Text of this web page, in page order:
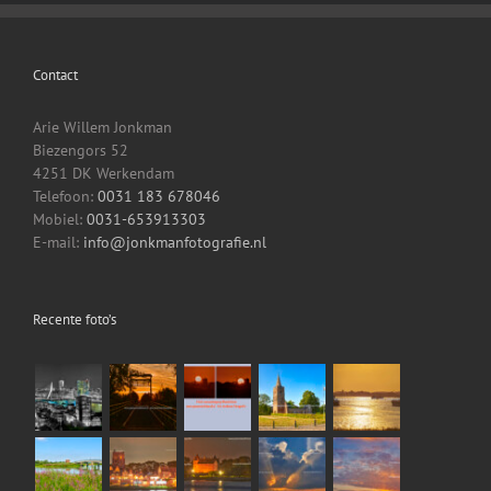
Contact
Arie Willem Jonkman
Biezengors 52
4251 DK Werkendam
Telefoon: 0031 183 678046
Mobiel: 0031-653913303
E-mail: info@jonkmanfotografie.nl
Recente foto’s